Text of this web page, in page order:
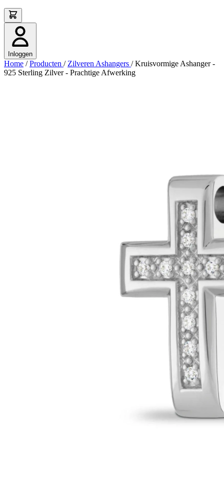
Inloggen
Home / Producten / Zilveren Ashangers / Kruisvormige Ashanger -
925 Sterling Zilver - Prachtige Afwerking